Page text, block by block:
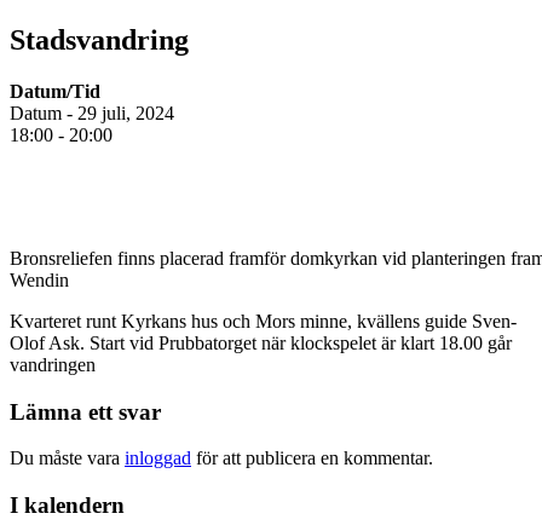
Stadsvandring
Datum/Tid
Datum - 29 juli, 2024
18:00 - 20:00
Bronsreliefen finns placerad framför domkyrkan vid planteringen
Wendin
Kvarteret runt Kyrkans hus och Mors minne, kvällens guide Sven-
Olof Ask. Start vid Prubbatorget när klockspelet är klart 18.00 går
vandringen
Lämna ett svar
Du måste vara inloggad för att publicera en kommentar.
I kalendern